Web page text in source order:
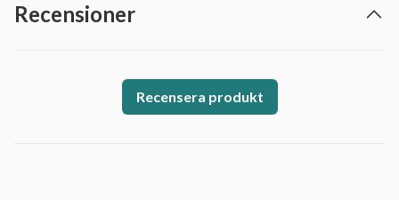
Recensioner
Recensera produkt